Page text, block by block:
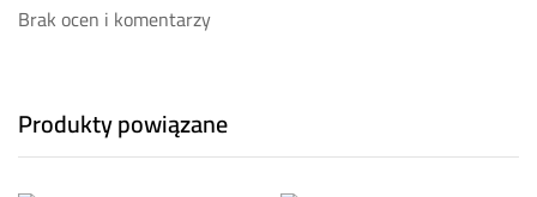
Brak ocen i komentarzy
Produkty powiązane